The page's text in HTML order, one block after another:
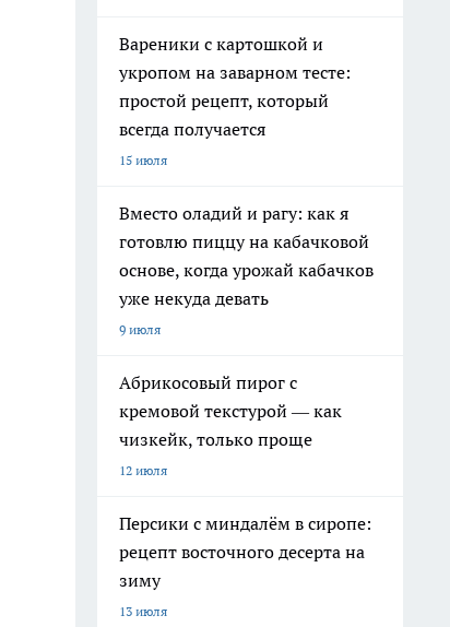
Вареники с картошкой и
укропом на заварном тесте:
простой рецепт, который
всегда получается
15 июля
Вместо оладий и рагу: как я
готовлю пиццу на кабачковой
основе, когда урожай кабачков
уже некуда девать
9 июля
Абрикосовый пирог с
кремовой текстурой — как
чизкейк, только проще
12 июля
Персики с миндалём в сиропе:
рецепт восточного десерта на
зиму
13 июля